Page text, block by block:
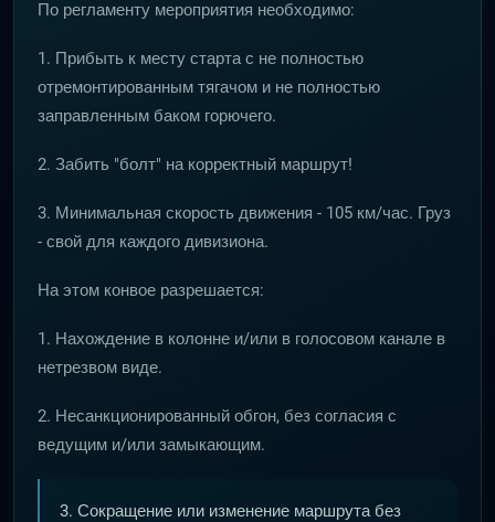
По регламенту мероприятия необходимо:
1. Прибыть к месту старта с не полностью
отремонтированным тягачом и не полностью
заправленным баком горючего.
2. Забить "болт" на корректный маршрут!
3. Минимальная скорость движения - 105 км/час. Груз
- свой для каждого дивизиона.
На этом конвое разрешается:
1. Нахождение в колонне и/или в голосовом канале в
нетрезвом виде.
2. Несанкционированный обгон, без согласия с
ведущим и/или замыкающим.
3. Сокращение или изменение маршрута без